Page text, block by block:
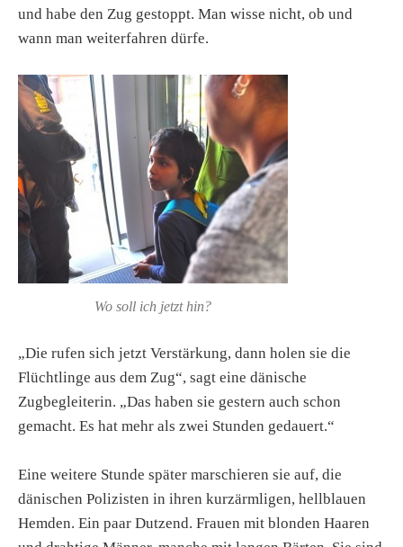
und habe den Zug gestoppt. Man wisse nicht, ob und
wann man weiterfahren dürfe.
Wo soll ich jetzt hin?
„Die rufen sich jetzt Verstärkung, dann holen sie die
Flüchtlinge aus dem Zug“, sagt eine dänische
Zugbegleiterin. „Das haben sie gestern auch schon
gemacht. Es hat mehr als zwei Stunden gedauert.“
Eine weitere Stunde später marschieren sie auf, die
dänischen Polizisten in ihren kurzärmligen, hellblauen
Hemden. Ein paar Dutzend. Frauen mit blonden Haaren